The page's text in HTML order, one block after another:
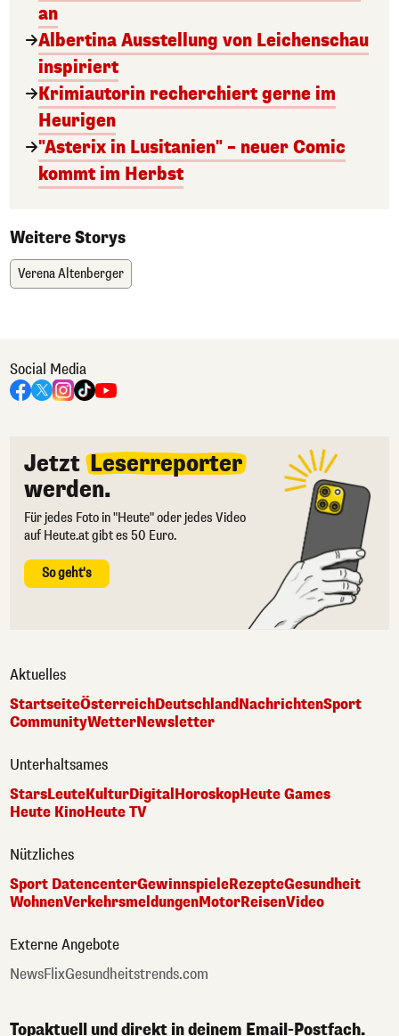
an
Albertina Ausstellung von Leichenschau
inspiriert
Krimiautorin recherchiert gerne im
Heurigen
"Asterix in Lusitanien" – neuer Comic
kommt im Herbst
Weitere Storys
Verena Altenberger
Social Media
Jetzt Leserreporter
werden.
Für jedes Foto in "Heute" oder jedes Video
auf Heute.at gibt es 50 Euro.
So geht's
Aktuelles
StartseiteÖsterreichDeutschlandNachrichtenSport
CommunityWetterNewsletter
Unterhaltsames
StarsLeuteKulturDigitalHoroskopHeute Games
Heute KinoHeute TV
Nützliches
Sport DatencenterGewinnspieleRezepteGesundheit
WohnenVerkehrsmeldungenMotorReisenVideo
Externe Angebote
NewsFlixGesundheitstrends.com
Topaktuell und direkt in deinem Email-Postfach.